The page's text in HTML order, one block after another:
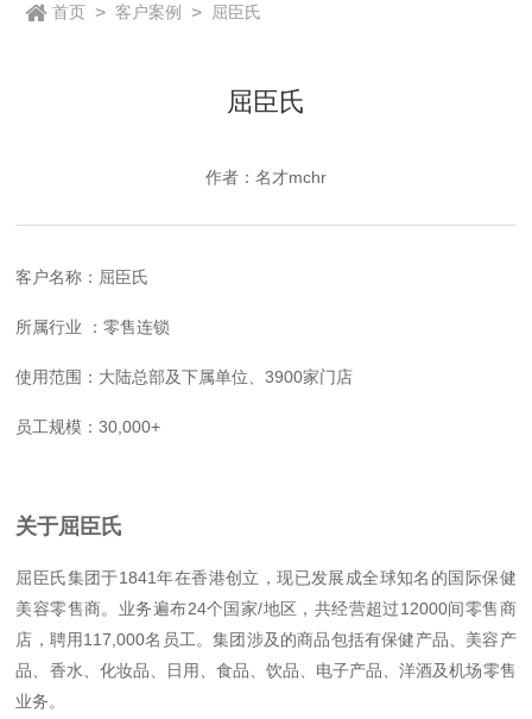
首页 > 客户案例 > 屈臣氏
屈臣氏
作者：名才mchr
客户名称：屈臣氏
所属行业 ：零售连锁
使用范围：大陆总部及下属单位、3900家门店
员工规模：30,000+
关于屈臣氏
屈臣氏集团于1841年在香港创立，现已发展成全球知名的国际保健
美容零售商。业务遍布24个国家/地区，共经营超过12000间零售商
店，聘用117,000名员工。集团涉及的商品包括有保健产品、美容产
品、香水、化妆品、日用、食品、饮品、电子产品、洋酒及机场零售
业务。